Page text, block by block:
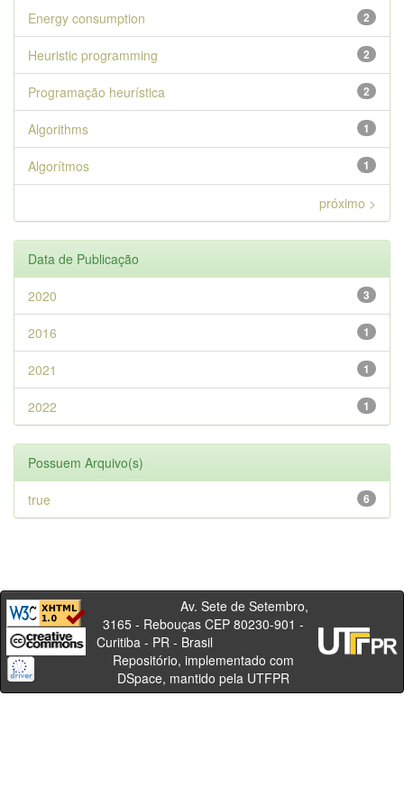
2
Energy consumption
2
Heuristic programming
2
Programação heurística
1
Algorithms
1
Algorítmos
próximo >
Data de Publicação
3
2020
1
2016
1
2021
1
2022
Possuem Arquivo(s)
6
true
Av. Sete de Setembro,
3165 - Rebouças CEP 80230-901 -
Curitiba - PR - Brasil
Repositório, implementado com
DSpace, mantido pela UTFPR